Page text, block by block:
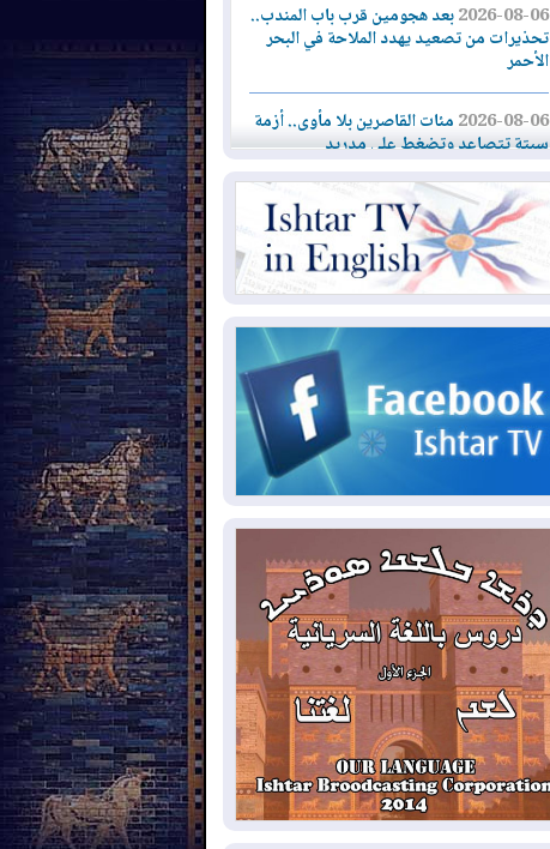
2026-08-06بعد هجومين قرب باب المندب..
تحذيرات من تصعيد يهدد الملاحة في البحر
الأحمر
2026-08-06مئات القاصرين بلا مأوى.. أزمة
سبتة تتصاعد وتضغط على مدريد
2026-08-05
لمدة عام.. بدء توريد 100
مليون قدم مكعب يومياً من غاز كورمور في
إقليم كوردستان إلى وزارة الكهرباء العراقية
ملامح أخطر التحديات التي تواجه العراق
2026-08-05
حرائق فرنسا.. توقيف 402
شخص بينهم 156 قاصرا منذ بداية موسم
الحرائق
2026-08-04سومو: إنتاج النفط في إقليم
كوردستان انخفض إلى أقل من 10%
2026-08-04ملفات حقبة الكاظمي تعود إلى
الواجهة.. أنباء عن مراجعات قضائية
وتحقيقات أوسع في قضايا فساد
2026-08-04
بيترو يشكو تزوير الانتخابات
الرئاسية ويحذر من "حرب أهلية" في
كولومبيا
2026-08-03رئيس إقليم كوردستان في